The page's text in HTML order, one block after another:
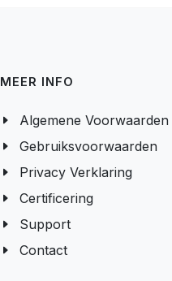
MEER INFO
Algemene Voorwaarden
Gebruiksvoorwaarden
Privacy Verklaring
Certificering
Support
Contact